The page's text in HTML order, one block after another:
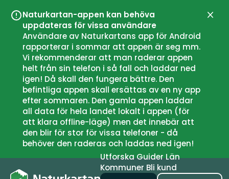
Naturkartan-appen kan behöva
uppdateras för vissa användare
Användare av Naturkartans app för Android
rapporterar i sommar att appen är seg mm.
Vi rekommenderar att man raderar appen
helt från sin telefon i så fall och laddar ned
igen! Då skall den fungera bättre. Den
befintliga appen skall ersättas av en ny app
efter sommaren. Den gamla appen laddar
all data för hela landet lokalt i appen (för
att klara offline-läge) men det innebär att
den blir för stor för vissa telefoner - då
behöver den raderas och laddas ned igen!
UtforskaGuiderLän
Kommuner Bli kund